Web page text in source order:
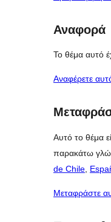
Αναφορά
Το θέμα αυτό
Αναφέρετε
Αυτό το θέμα
παρακάτω
de Chile
Μεταφράστε